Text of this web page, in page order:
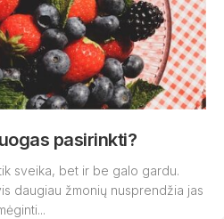
pasirinkti?
sveika, bet ir be galo gardu.
daugiau žmonių nusprendžia jas